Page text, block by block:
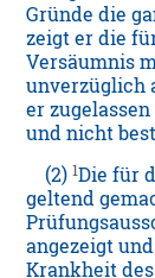
Gründe die
zeigt er die
Versäumnis
unverzüglich
er
und nicht
(2)1Die für
geltend
angezeigt
Krankheit